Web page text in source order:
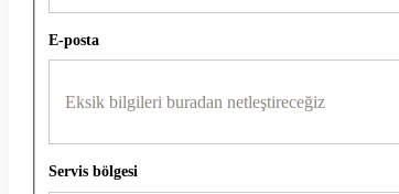
E-posta
Servis bölgesi